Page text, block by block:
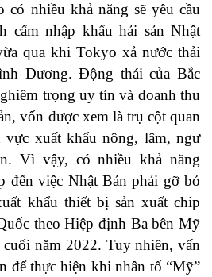
nhiều khả năng sẽ yêu cầu
cấm nhập khẩu hải sản Nhật
qua khi Tokyo xả nước thải
Dương. Động thái của Bắc
trọng uy tín và doanh thu
vốn được xem là trụ cột quan
xuất khẩu nông, lâm, ngư
Vì vậy, có nhiều khả năng
đến việc Nhật Bản phải gỡ bỏ
khẩu thiết bị sản xuất chip
theo Hiệp định Ba bên Mỹ
năm 2022. Tuy nhiên, vấn
để thực hiện khi nhân tố “Mỹ”